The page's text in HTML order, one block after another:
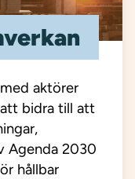
aktörer
bidra till att
Agenda 2030
hållbar